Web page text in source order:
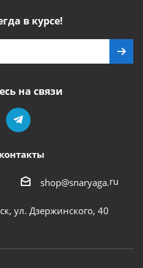
в курсе!
на связи
shop@snaryaga.ru
ул. Дзержинского, 40